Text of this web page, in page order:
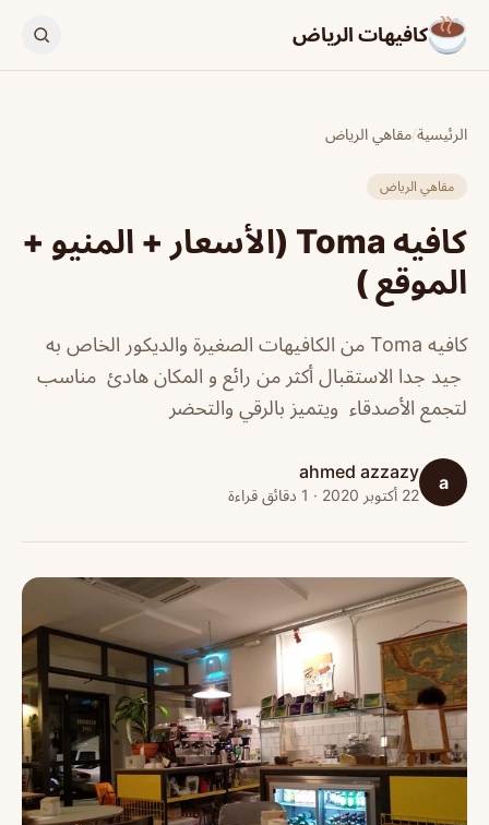
كافيهات الرياض
الرئيسية/مقاهي الرياض
مقاهي الرياض
كافيه Toma (الأسعار + المنيو +
الموقع )
كافيه Toma من الكافيهات الصغيرة والديكور الخاص به
جيد جدا الاستقبال أكثر من رائع و المكان هادئ مناسب
لتجمع الأصدقاء ويتميز بالرقي والتحضر
a
ahmed azzazy
22 أكتوبر 2020 · 1 دقائق قراءة